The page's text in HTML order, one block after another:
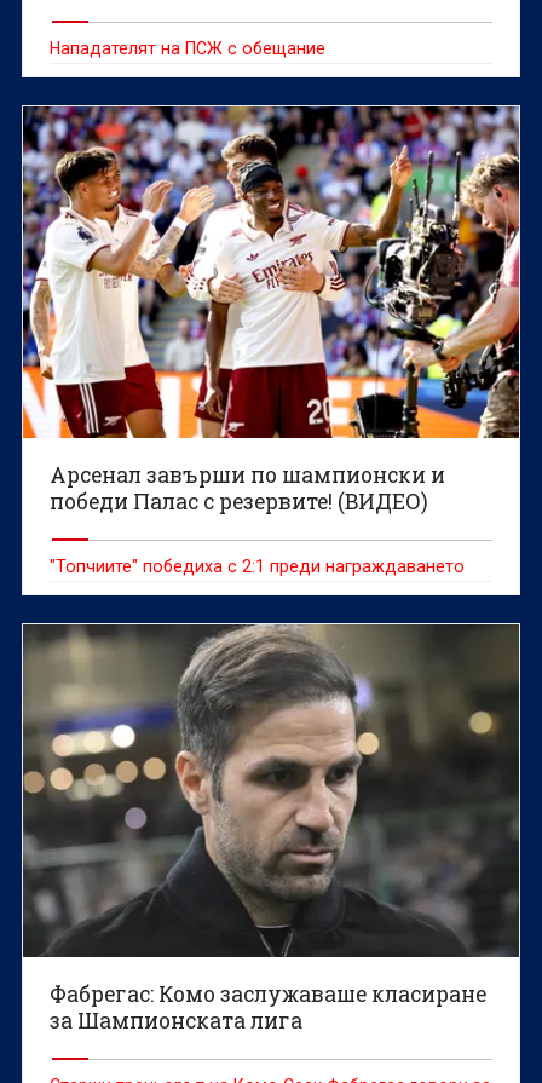
Нападателят на ПСЖ с обещание
Арсенал завърши по шампионски и
победи Палас с резервите! (ВИДЕО)
"Топчиите" победиха с 2:1 преди награждаването
Фабрегас: Комо заслужаваше класиране
за Шампионската лига